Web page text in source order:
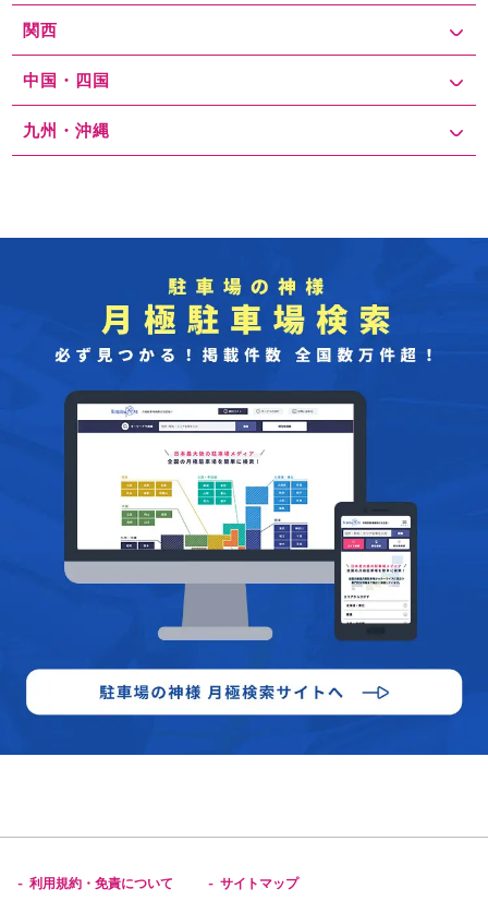
関西
中国・四国
九州・沖縄
- 利用規約・免責について - サイトマップ